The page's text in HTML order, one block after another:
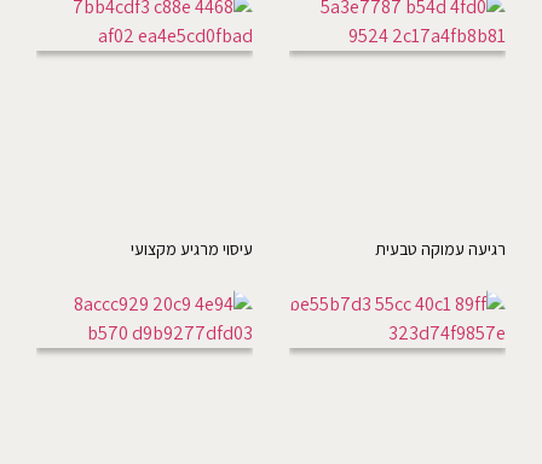
רגיעה עמוקה טבעית עיסוי מרגיע מקצועי